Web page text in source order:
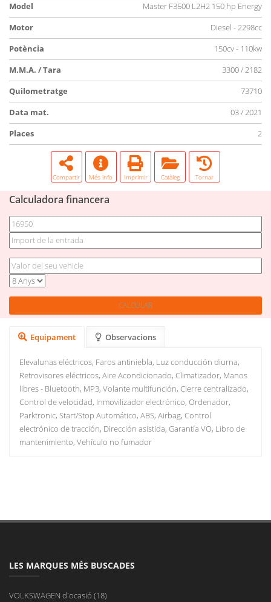
Model
Master F3500 L2H2 150 hp Energy
Motor
Diesel - 2298cc
Potència
150cv - 110kw
M.M.A. / Tara
3300 / 2182
Quilometratge
73710
Data mat.
03 / 2021
Places
2
Compartir Més info Imprimir Catàleg Tornar
Calculadora financera
Equipament Observacions
Elevalunas eléctricos, Faros antiniebla, Luz conducción diurna,
Retrovisores eléctricos, Aire Acondicionado, Climatizador, Manos
libres - Bluetooth, MP3, Volante multifunción, Cierre centralizado,
Control de velocidad, Inmovilizador electrónico, Ordenador,
Parktronic, Start/Stop Automático, ABS, Airbag, Control
electrónico de tracción, Dirección asistida, Garantía VO, Libro de
mantenimiento, Vehículo no fumador
LES MARQUES MÉS BUSCADES
VOLKSWAGEN d'ocasió (18)